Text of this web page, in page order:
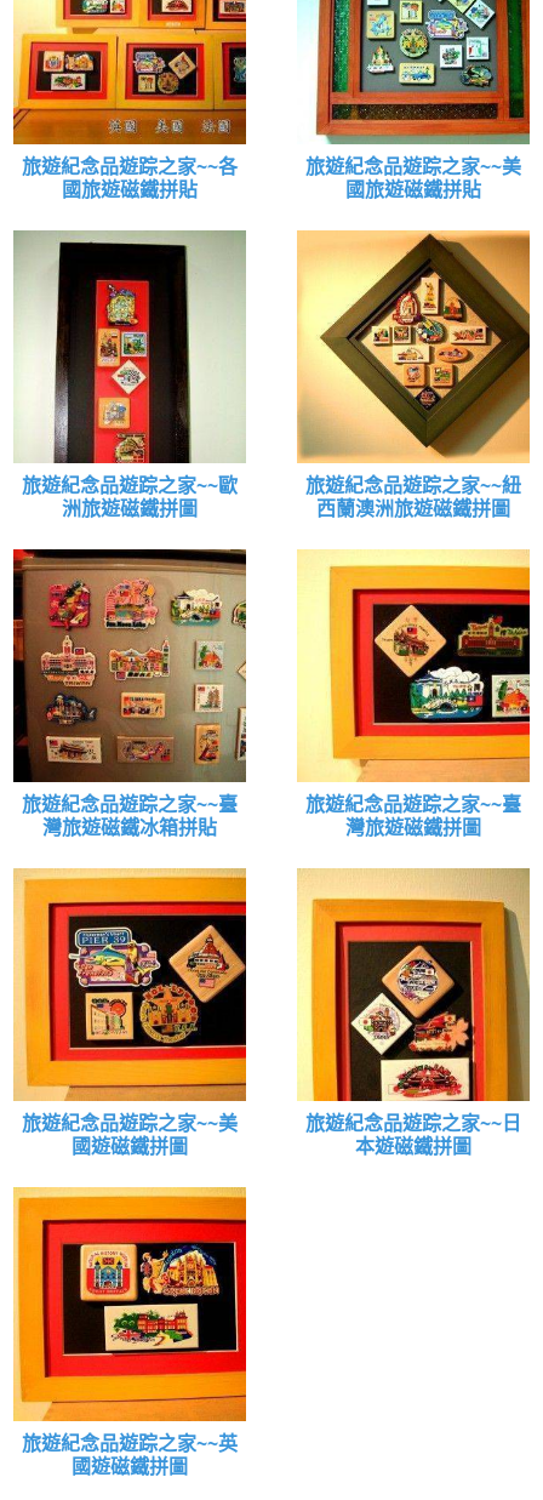
旅遊紀念品遊踪之家~~各
國旅遊磁鐵拼貼
旅遊紀念品遊踪之家~~美
國旅遊磁鐵拼貼
旅遊紀念品遊踪之家~~歐
洲旅遊磁鐵拼圖
旅遊紀念品遊踪之家~~紐
西蘭澳洲旅遊磁鐵拼圖
旅遊紀念品遊踪之家~~臺
灣旅遊磁鐵冰箱拼貼
旅遊紀念品遊踪之家~~臺
灣旅遊磁鐵拼圖
旅遊紀念品遊踪之家~~美
國遊磁鐵拼圖
旅遊紀念品遊踪之家~~日
本遊磁鐵拼圖
旅遊紀念品遊踪之家~~英
國遊磁鐵拼圖